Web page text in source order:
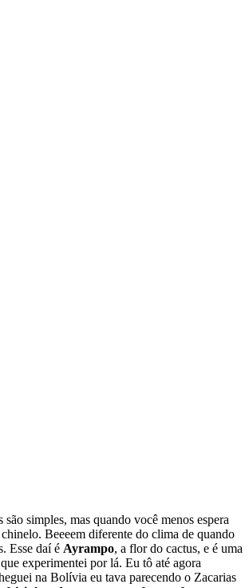
são simples, mas quando você menos espera
Beeeem diferente do clima de quando
Esse daí é Ayrampo, a flor do cactus, e é uma
experimentei por lá. Eu tô até agora
na Bolívia eu tava parecendo o Zacarias